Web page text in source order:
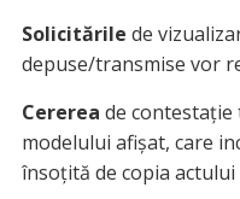
Solicitările de
depuse/transmise vor
Cererea de
modelului afișat, care
însoțită de copia